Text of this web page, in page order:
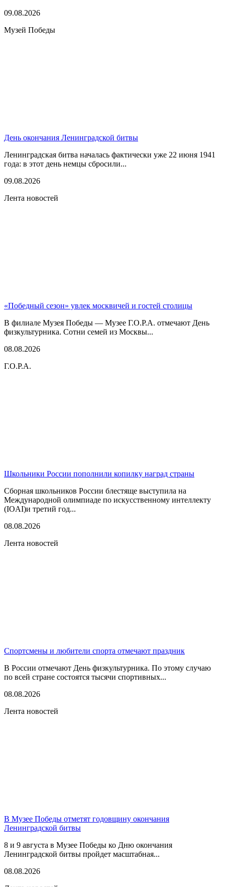
09.08.2026
Музей Победы
День окончания Ленинградской битвы
Ленинградская битва началась фактически уже 22 июня 1941
года: в этот день немцы сбросили...
09.08.2026
Лента новостей
«Победный сезон» увлек москвичей и гостей столицы
В филиале Музея Победы — Музее Г.О.Р.А. отмечают День
физкультурника. Сотни семей из Москвы...
08.08.2026
Г.О.Р.А.
Школьники России пополнили копилку наград страны
Сборная школьников России блестяще выступила на
Международной олимпиаде по искусственному интеллекту
(IOAI)и третий год...
08.08.2026
Лента новостей
Спортсмены и любители спорта отмечают праздник
В России отмечают День физкультурника. По этому случаю
по всей стране состоятся тысячи спортивных...
08.08.2026
Лента новостей
В Музее Победы отметят годовщину окончания
Ленинградской битвы
8 и 9 августа в Музее Победы ко Дню окончания
Ленинградской битвы пройдет масштабная...
08.08.2026